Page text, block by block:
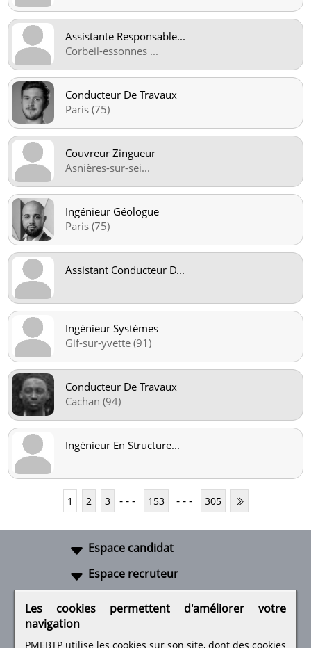
Assistante Responsable...
Corbeil-essonnes ...
Conducteur De Travaux
Paris (75)
Couvreur Zingueur
Asnières-sur-sei...
Ingénieur Géologue
Paris (75)
Assistant Conducteur D...
Ingénieur Systèmes
Gif-sur-yvette (91)
Conducteur De Travaux
Cachan (94)
Ingénieur En Structure...
1 2 3 - - - 153 - - - 305
Espace candidat
Espace recruteur
Les cookies permettent d'améliorer votre
navigation
PMEBTP utilise les cookies sur son site, dont des cookies